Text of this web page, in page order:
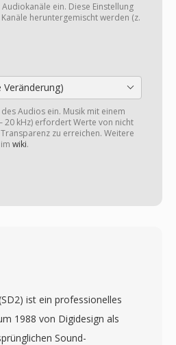
ein. Diese Einstellung
heruntergemischt werden (z.
Audios ein. Musik mit einem
20 kHz) erfordert Werte von nicht
zu erreichen. Weitere
wiki.
ist ein professionelles
1988 von Digidesign als
Sound-